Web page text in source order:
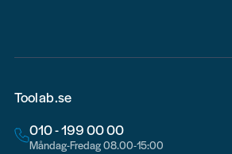
Toolab.se
010 - 199 00 00
Måndag-Fredag 08.00-15:00